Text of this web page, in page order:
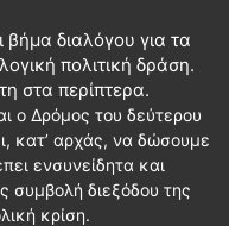
διαλόγου για τα
πολιτική δράση.
στα περίπτερα.
ο Δρόμος του δεύτερου
κατ’ αρχάς, να δώσουμε
ενσυνείδητα και
συμβολή διεξόδου της
κρίση.